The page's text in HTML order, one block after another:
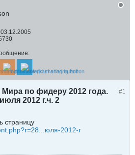
03.12.2005
#1
по фидеру 2012 года.
2012 г.ч. 2
страницу
2012-г